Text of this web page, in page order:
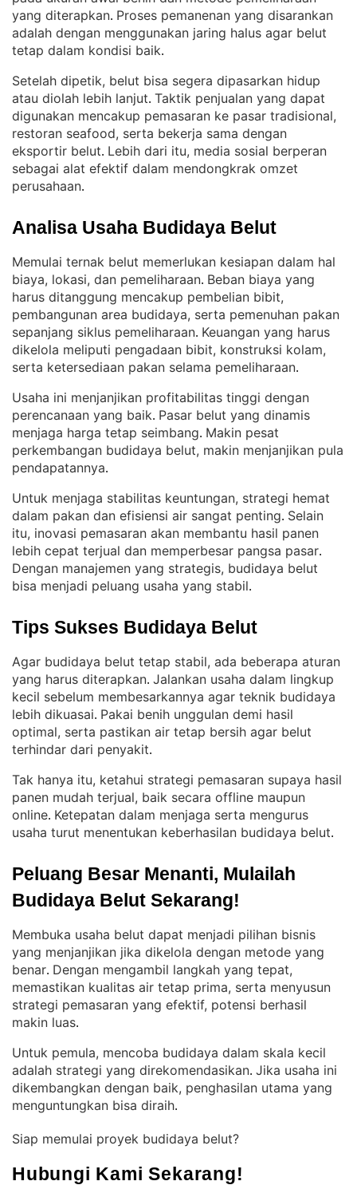
yang diterapkan. Proses pemanenan yang disarankan
adalah dengan menggunakan jaring halus agar belut
tetap dalam kondisi baik.
Setelah dipetik, belut bisa segera dipasarkan hidup
atau diolah lebih lanjut. Taktik penjualan yang dapat
digunakan mencakup pemasaran ke pasar tradisional,
restoran seafood, serta bekerja sama dengan
eksportir belut. Lebih dari itu, media sosial berperan
sebagai alat efektif dalam mendongkrak omzet
perusahaan.
Analisa Usaha Budidaya Belut
Memulai ternak belut memerlukan kesiapan dalam hal
biaya, lokasi, dan pemeliharaan. Beban biaya yang
harus ditanggung mencakup pembelian bibit,
pembangunan area budidaya, serta pemenuhan pakan
sepanjang siklus pemeliharaan. Keuangan yang harus
dikelola meliputi pengadaan bibit, konstruksi kolam,
serta ketersediaan pakan selama pemeliharaan.
Usaha ini menjanjikan profitabilitas tinggi dengan
perencanaan yang baik. Pasar belut yang dinamis
menjaga harga tetap seimbang. Makin pesat
perkembangan budidaya belut, makin menjanjikan pula
pendapatannya.
Untuk menjaga stabilitas keuntungan, strategi hemat
dalam pakan dan efisiensi air sangat penting. Selain
itu, inovasi pemasaran akan membantu hasil panen
lebih cepat terjual dan memperbesar pangsa pasar
Dengan manajemen yang strategis, budidaya belut
bisa menjadi peluang usaha yang stabil.
Tips Sukses Budidaya Belut
Agar budidaya belut tetap stabil, ada beberapa aturan
yang harus diterapkan. Jalankan usaha dalam lingkup
kecil sebelum membesarkannya agar teknik budidaya
lebih dikuasai. Pakai benih unggulan demi hasil
optimal, serta pastikan air tetap bersih agar belut
terhindar dari penyakit.
Tak hanya itu, ketahui strategi pemasaran supaya hasil
panen mudah terjual, baik secara offline maupun
online. Ketepatan dalam menjaga serta mengurus
usaha turut menentukan keberhasilan budidaya belut.
Peluang Besar Menanti, Mulailah
Budidaya Belut Sekarang!
Membuka usaha belut dapat menjadi pilihan bisnis
yang menjanjikan jika dikelola dengan metode yang
benar. Dengan mengambil langkah yang tepat,
memastikan kualitas air tetap prima, serta menyusun
strategi pemasaran yang efektif, potensi berhasil
makin luas.
Untuk pemula, mencoba budidaya dalam skala kecil
adalah strategi yang direkomendasikan. Jika usaha ini
dikembangkan dengan baik, penghasilan utama yang
menguntungkan bisa diraih.
Siap memulai proyek budidaya belut?
Hubungi Kami Sekarang!